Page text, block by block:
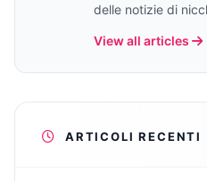
delle notizie di
View all articles
ARTICOLI RECENTI